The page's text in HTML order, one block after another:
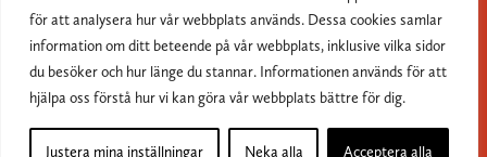
för att analysera hur vår webbplats används. Dessa cookies samlar
information om ditt beteende på vår webbplats, inklusive vilka sidor
du besöker och hur länge du stannar. Informationen används för att
hjälpa oss förstå hur vi kan göra vår webbplats bättre för dig.
Justera mina inställningar Neka alla Acceptera alla
Cookies
Integritetspolicy